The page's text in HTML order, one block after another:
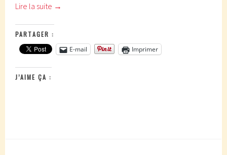
Lire la suite →
PARTAGER :
E-mail
Imprimer
J’AIME ÇA :